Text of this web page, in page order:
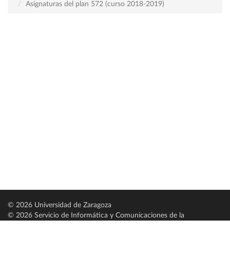
Asignaturas del plan 572 (curso 2018-2019)
© 2026 Universidad de Zaragoza
© 2026 Servicio de Informática y Comunicaciones de la